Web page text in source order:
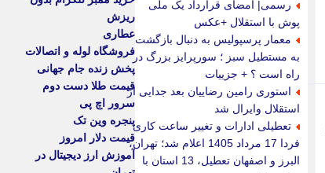
رسمی| امضای قرارداد یک ملی
پوش با استقلال +عکس
معمار پرسپولیس به دنبال بازگشت
به مستطیل سبز ؛ سورپرایز بزرگ در
راه است ؟ + جزییات
استوری رامین رضاییان بعد جدایی از
استقلال وایرال شد
تعطیلی ادارات و تغییر ساعت کاری
فردا 17 مرداد 1405 اعلام شد؛ تهران،
البرز و اصفهان تعطیل، 13 استان با
ریزش
عطاری
فروشگاه لوله و اتصالات
پخش زنده جام جهانی
قیمت طلا دست دوم
سرور اچ پی
پنجره وین تک
قیمت دلار امروز
آموزش ارز دیجیتال در